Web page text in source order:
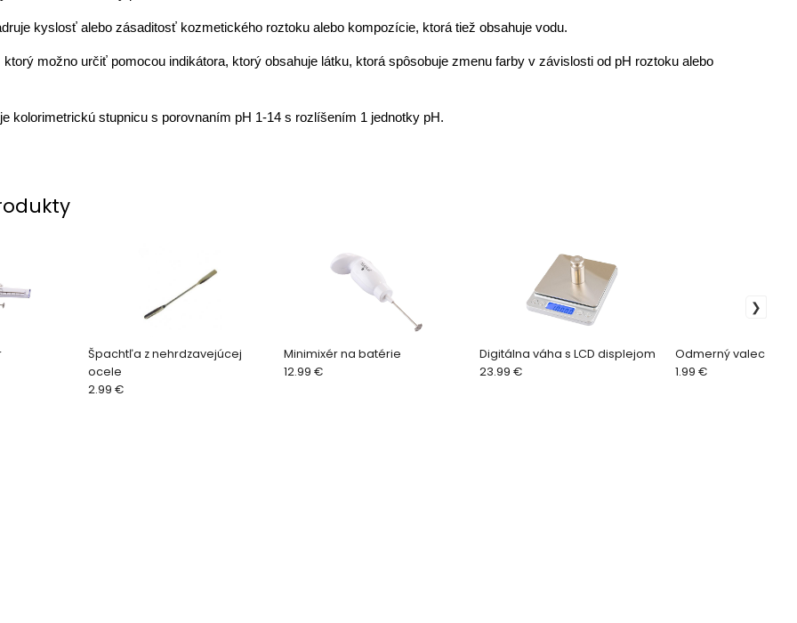
kyslosť alebo zásaditosť kozmetického roztoku alebo kompozície, ktorá tiež obsahuje vodu.
ktorý možno určiť pomocou indikátora, ktorý obsahuje látku, ktorá spôsobuje zmenu farby v závislosti od pH roztoku alebo
kolorimetrickú stupnicu s porovnaním pH 1-14 s rozlíšením 1 jednotky pH.
Špachtľa z nehrdzavejúcej
ocele
2.99 €
Minimixér na batérie
12.99 €
Digitálna váha s LCD displejom
23.99 €
Odmerný valec 10ml
1.99 €